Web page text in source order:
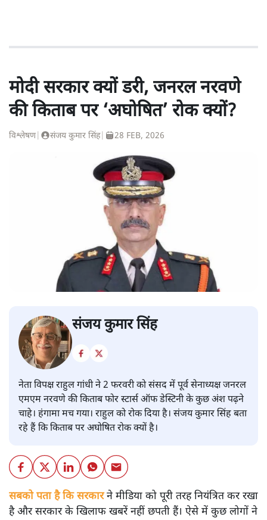
मोदी सरकार क्यों डरी, जनरल नरवणे
की किताब पर ‘अघोषित’ रोक क्यों?
विश्लेषण| संजय कुमार सिंह| 28 FEB, 2026
संजय कुमार सिंह
नेता विपक्ष राहुल गांधी ने 2 फरवरी को संसद में पूर्व सेनाध्यक्ष जनरल
एमएम नरवणे की किताब फोर स्टार्स ऑफ डेस्टिनी के कुछ अंश पढ़ने
चाहे। हंगामा मच गया। राहुल को रोक दिया है। संजय कुमार सिंह बता
रहे हैं कि किताब पर अघोषित रोक क्यों है।
सबको पता है कि सरकारने मीडिया को पूरी तरह नियंत्रित कर रखा
है और सरकार के खिलाफ खबरें नहीं छपती हैं। ऐसे में कुछ लोगों ने